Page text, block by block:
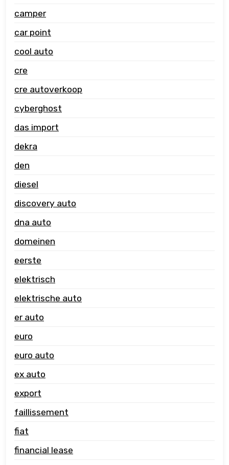
camper
car point
cool auto
cre
cre autoverkoop
cyberghost
das import
dekra
den
diesel
discovery auto
dna auto
domeinen
eerste
elektrisch
elektrische auto
er auto
euro
euro auto
ex auto
export
faillissement
fiat
financial lease